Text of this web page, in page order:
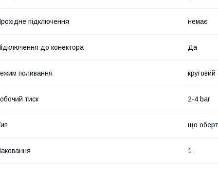
підключення немає
до конектора Да
поливання круговий
тиск 2-4 bar
що
1